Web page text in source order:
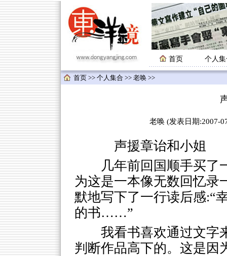
首页 个人
首页 >> 个人集合 >> 老唤 >>
老唤 (发表日期:2007-
声援章诒和小姐
几年前回国顺手买了
为这是一本像无数回忆录
默地写下了一行读后感:“
的书……”
我看书喜欢通过文字
判断作品高下的。这是因